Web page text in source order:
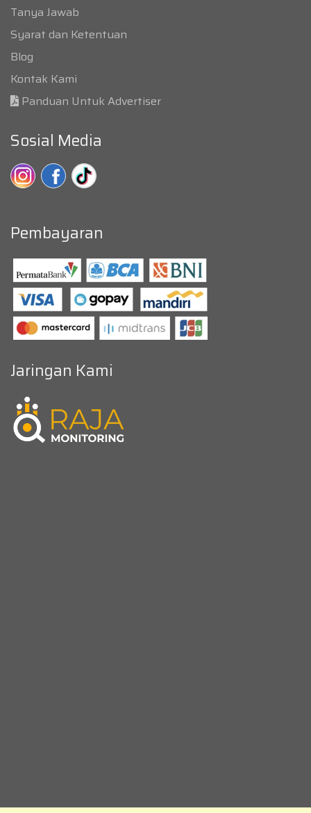
Tanya Jawab
Syarat dan Ketentuan
Blog
Kontak Kami
Panduan Untuk Advertiser
Sosial Media
Pembayaran
Jaringan Kami